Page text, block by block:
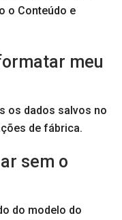
o Conteúdo e
meu
os dados salvos no
de fábrica.
sem o
do modelo do